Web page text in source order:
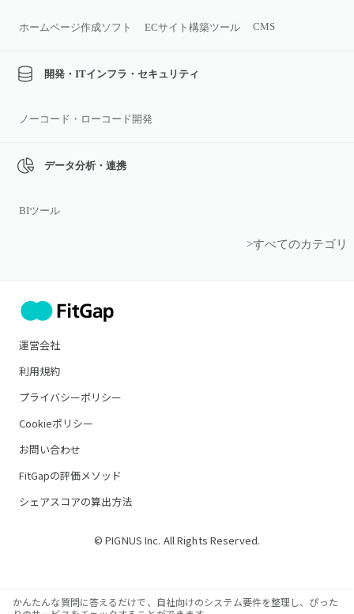
ホームページ作成ソフト ECサイト構築ツール CMS
開発・ITインフラ・セキュリティ
ノーコード・ローコード開発
データ分析・連携
BIツール
>すべてのカテゴリ
運営会社
利用規約
プライバシーポリシー
Cookieポリシー
お問い合わせ
FitGapの評価メソッド
シェアスコアの算出方法
© PIGNUS Inc. All Rights Reserved.
かんたんな質問に答えるだけで、自社向けのシステム要件を整理し、ぴった